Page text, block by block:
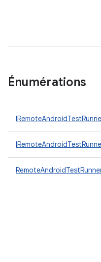
Énumérations